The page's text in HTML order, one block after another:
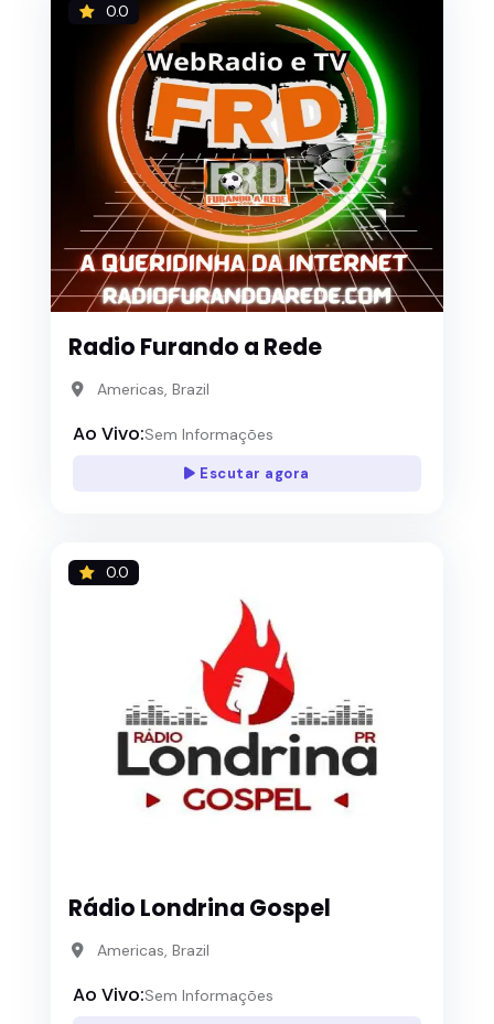
0.0
Radio Furando a Rede
Americas, Brazil
Ao Vivo:Sem Informações
Escutar agora
0.0
Rádio Londrina Gospel
Americas, Brazil
Ao Vivo:Sem Informações